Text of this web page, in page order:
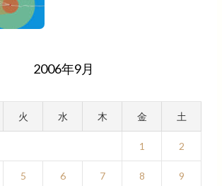
2006年9月
火 水 木 金 土
1 2
5 6 7 8 9